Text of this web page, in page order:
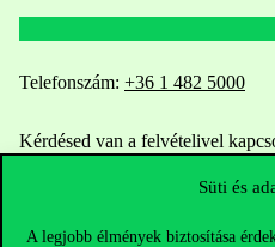
Süti és
A legjobb élmények biztosítása
Telefonszám: +36 1 482 5000
Kérdésed van a felvételivel